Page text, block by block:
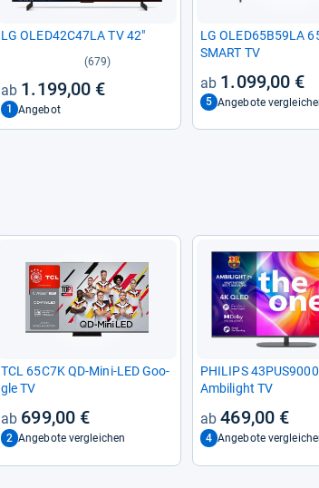
LG OLED42C47LA TV 42"
(679)
1.199,00 €
1 Angebot
LG OLED65B59LA
SMART TV
1.099,00 €
5 Angebote
TCL 65C7K QD-​Mini-​LED Goo­
gle TV
699,00 €
2 Angebote vergleichen
PHI­LIPS
Ambi­light TV
469,00 €
4 Angebote